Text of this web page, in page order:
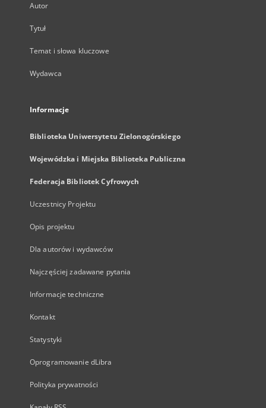
Autor
Tytuł
Temat i słowa kluczowe
Wydawca
Informacje
Biblioteka Uniwersytetu Zielonogórskiego
Wojewódzka i Miejska Biblioteka Publiczna
Federacja Bibliotek Cyfrowych
Uczestnicy Projektu
Opis projektu
Dla autorów i wydawców
Najczęściej zadawane pytania
Informacje techniczne
Kontakt
Statystyki
Oprogramowanie dLibra
Polityka prywatności